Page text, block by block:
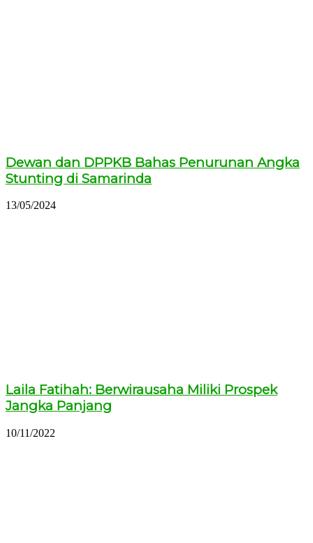
Dewan dan DPPKB Bahas Penurunan Angka
Stunting di Samarinda
13/05/2024
Laila Fatihah: Berwirausaha Miliki Prospek
Jangka Panjang
10/11/2022